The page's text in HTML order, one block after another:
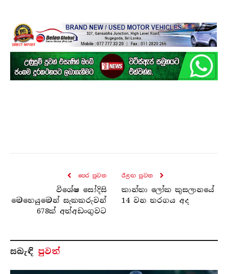
පෙර පුව​ත
විශේෂ සෝදිසි
මෙහෙයුමෙන් සැකකරුවන්
678ක් අත්අඩංගුවට
ඊළඟ පුව​ත
කාන්තා ලෝක කුසලානයේ
14 වන තරගය අද
සබැ​ඳි පුවත්